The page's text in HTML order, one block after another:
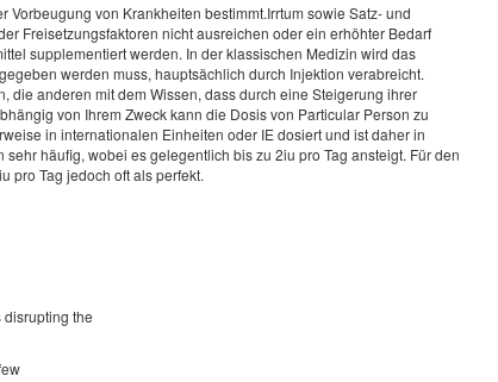
von Krankheiten bestimmt.Irrtum sowie Satz- und
Freisetzungsfaktoren nicht ausreichen oder ein erhöhter Bedarf
supplementiert werden. In der klassischen Medizin wird das
werden muss, hauptsächlich durch Injektion verabreicht.
die anderen mit dem Wissen, dass durch eine Steigerung ihrer
von Ihrem Zweck kann die Dosis von Particular Person zu
in internationalen Einheiten oder IE dosiert und ist daher in
häufig, wobei es gelegentlich bis zu 2iu pro Tag ansteigt. Für den
pro Tag jedoch oft als perfekt.
the